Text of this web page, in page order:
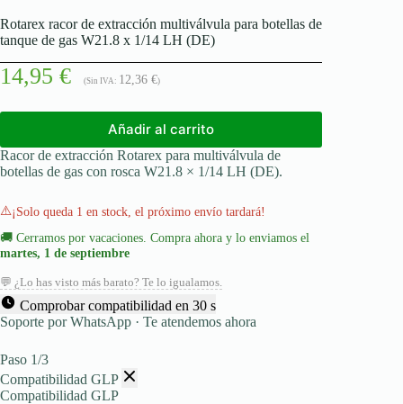
Rotarex racor de extracción multiválvula para botellas de
tanque de gas W21.8 x 1/14 LH (DE)
14,95 € (Sin IVA: 12,36 €)
Añadir al carrito
Racor de extracción Rotarex para multiválvula de
botellas de gas con rosca W21.8 × 1/14 LH (DE).
⚠️¡Solo queda 1 en stock, el próximo envío tardará!
🚚 Cerramos por vacaciones. Compra ahora y lo enviamos el
martes, 1 de septiembre
💬 ¿Lo has visto más barato? Te lo igualamos.
Comprobar compatibilidad en 30 s
Soporte por WhatsApp · Te atendemos ahora
Paso 1/3
Compatibilidad GLP
Compatibilidad GLP